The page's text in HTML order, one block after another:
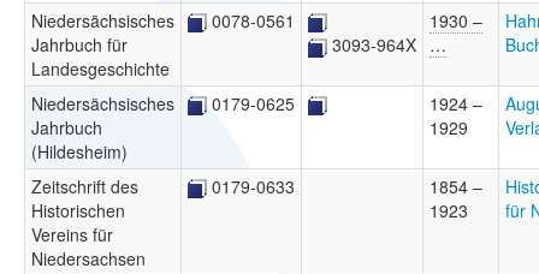
Niedersächsisches
Jahrbuch für
Landesgeschichte
0078-0561
3093-964X
1930 –
…
Niedersächsisches
Jahrbuch
(Hildesheim)
0179-0625
1924 –
1929
Zeitschrift des
Historischen
Vereins für
Niedersachsen
0179-0633
1854 –
1923
für